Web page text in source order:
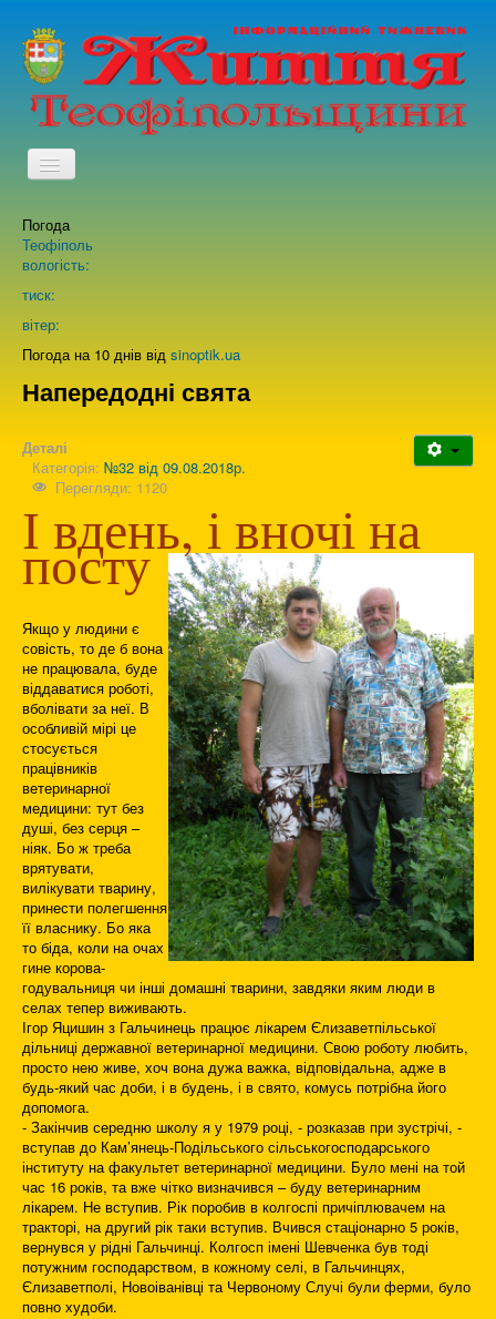
TPL_PROTOSTAR_TOGGLE_MENU
Про нас
Погода
Теофіполь
вологість:
тиск:
вітер:
Погода на 10 днів від sinoptik.ua
Напередодні свята
Деталі
Категорія: №32 від 09.08.2018р.
Перегляди: 1120
І вдень, і вночі на
посту
Якщо у людини є
совість, то де б вона
не працювала, буде
віддаватися роботі,
вболівати за неї. В
особливій мірі це
стосується
працівників
ветеринарної
медицини: тут без
душі, без серця –
ніяк. Бо ж треба
врятувати,
вилікувати тварину,
принести полегшення
її власнику. Бо яка
то біда, коли на очах
гине корова-
годувальниця чи інші домашні тварини, завдяки яким люди в
селах тепер виживають.
Ігор Яцишин з Гальчинець працює лікарем Єлизаветпільської
дільниці державної ветеринарної медицини. Свою роботу любить,
просто нею живе, хоч вона дужа важка, відповідальна, адже в
будь-який час доби, і в будень, і в свято, комусь потрібна його
допомога.
- Закінчив середню школу я у 1979 році, - розказав при зустрічі, -
вступав до Кам’янець-Подільського сільськогосподарського
інституту на факультет ветеринарної медицини. Було мені на той
час 16 років, та вже чітко визначився – буду ветеринарним
лікарем. Не вступив. Рік поробив в колгоспі причіплювачем на
тракторі, на другий рік таки вступив. Вчився стаціонарно 5 років,
вернувся у рідні Гальчинці. Колгосп імені Шевченка був тоді
потужним господарством, в кожному селі, в Гальчинцях,
Єлизаветполі, Новоіванівці та Червоному Случі були ферми, було
повно худоби.